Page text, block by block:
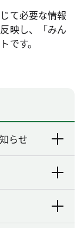
て必要な情報
映し、「みん
です。
らせ